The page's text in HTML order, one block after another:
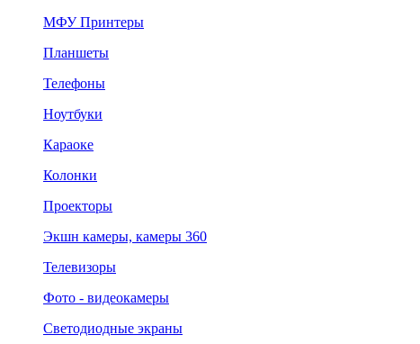
МФУ Принтеры
Планшеты
Телефоны
Ноутбуки
Караоке
Колонки
Проекторы
Экшн камеры, камеры 360
Телевизоры
Фото - видеокамеры
Светодиодные экраны